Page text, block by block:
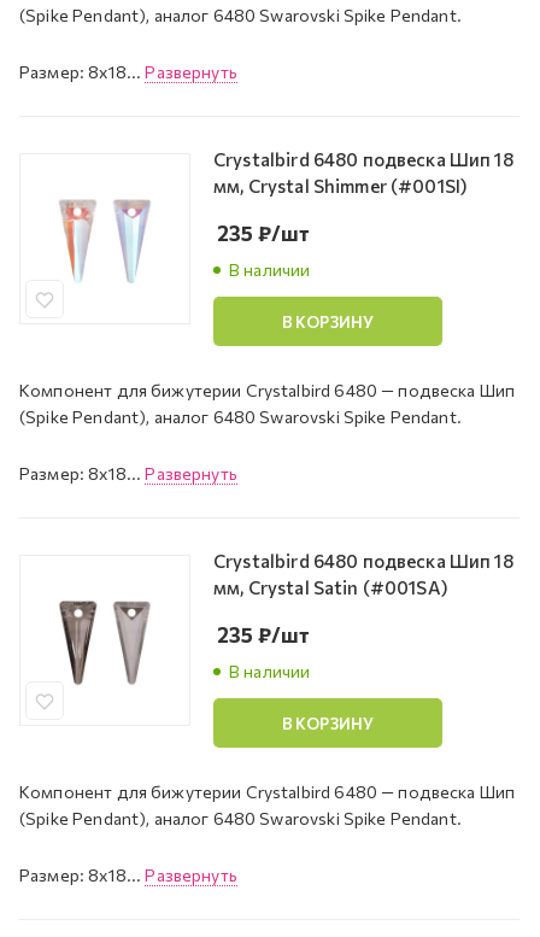
(Spike Pendant), аналог 6480 Swarovski Spike Pendant.
Размер: 8x18...Развернуть
Crystalbird 6480 подвеска Шип 18
мм, Crystal Shimmer (#001SI)
В наличии
235 ₽/шт
В КОРЗИНУ
Компонент для бижутерии Crystalbird 6480 — подвеска Шип
(Spike Pendant), аналог 6480 Swarovski Spike Pendant.
Размер: 8x18...Развернуть
Crystalbird 6480 подвеска Шип 18
мм, Crystal Satin (#001SA)
В наличии
235 ₽/шт
В КОРЗИНУ
Компонент для бижутерии Crystalbird 6480 — подвеска Шип
(Spike Pendant), аналог 6480 Swarovski Spike Pendant.
Размер: 8x18...Развернуть